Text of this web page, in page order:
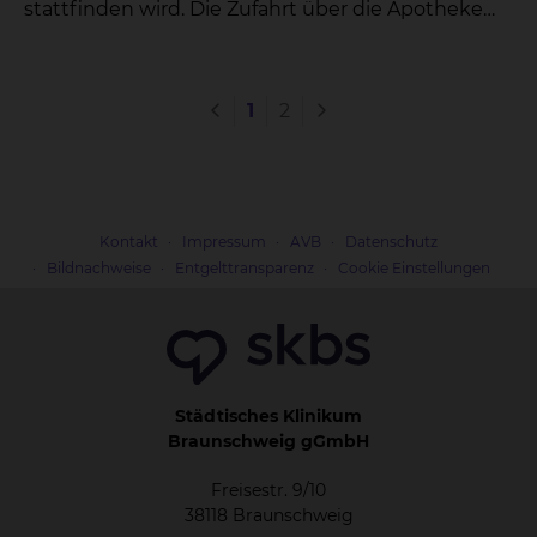
stattfinden wird. Die Zufahrt über die Apotheke
1
Kontakt Impressum AVB
Datenschutz
Bildnachweise
Entgelttransparenz Cookie Einstellungen
Städtisches Klinikum
Braunschweig gGmbH
Freisestr. 9/10
38118 Braunschweig